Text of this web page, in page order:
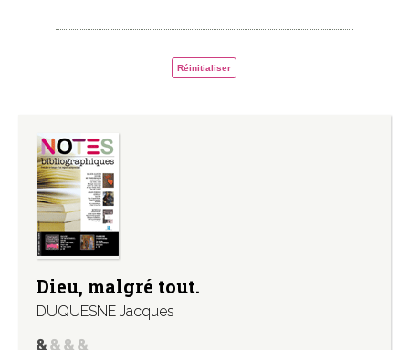
Réinitialiser
Dieu, malgré tout.
DUQUESNE Jacques